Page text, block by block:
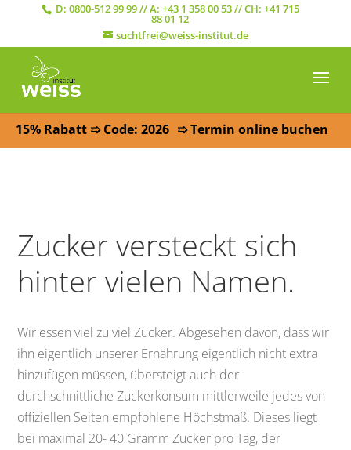
D: 0800-512 99 99// A: +43 1 358 00 53// CH: +41 715
88 01 12
suchtfrei@weiss-institut.de
15% Rabatt ➯ Code: 2026 ➯ Termin online buchen
Zucker versteckt sich
hinter vielen Namen.
Wir essen viel zu viel Zucker. Abgesehen davon, dass wir
ihn eigentlich unserer Ernährung eigentlich nicht extra
hinzufügen müssen, übersteigt auch der
durchschnittliche Zuckerkonsum mittlerweile jedes von
offiziellen Seiten empfohlene Höchstmaß. Dieses liegt
bei maximal 20- 40 Gramm Zucker pro Tag, der